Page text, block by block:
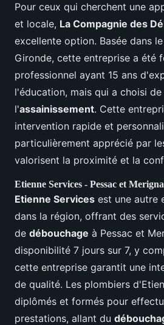
Pour ceux qui cherchent une
et locale, La Compagnie des
excellente option. Basée dans
Gironde, cette entreprise a été
professionnel ayant 15 ans
l'éducation, mais qui a choisi
l'assainissement. Cette
intervention rapide et
particulièrement apprécié par
valorisent la proximité et la
Etienne Services - Pessac et
Etienne Services est une autre
dans la région, offrant des
de débouchage à Pessac et
disponibilité 7 jours sur 7, y
cette entreprise garantit une
de qualité. Les plombiers
diplômés et formés pour
prestations, allant du